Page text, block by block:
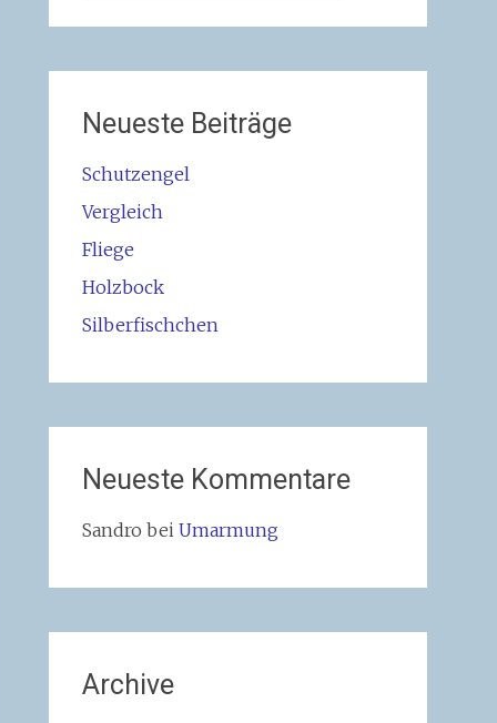
Neueste Beiträge
Schutzengel
Vergleich
Fliege
Holzbock
Silberfischchen
Neueste Kommentare
Sandro bei Umarmung
Archive